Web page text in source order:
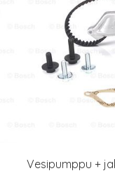
Vesipumppu +